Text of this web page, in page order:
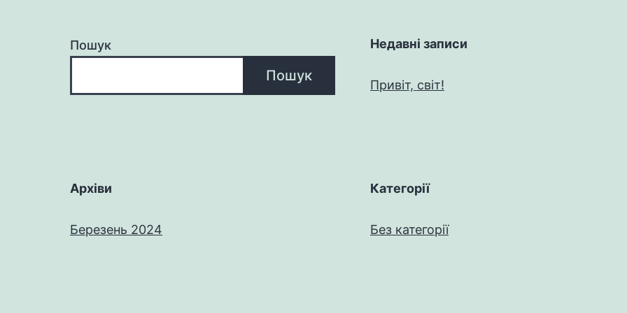
Пошук
Пошук
Недавні записи
Привіт, світ!
Архіви
Березень 2024
Категорії
Без категорії